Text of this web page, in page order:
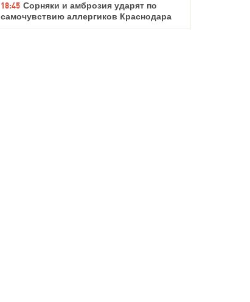
18:45 Сорняки и амброзия ударят по
самочувствию аллергиков Краснодара